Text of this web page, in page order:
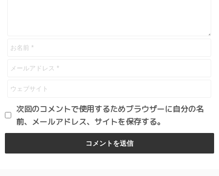
次回のコメントで使用するためブラウザーに自分の名
前、メールアドレス、サイトを保存する。